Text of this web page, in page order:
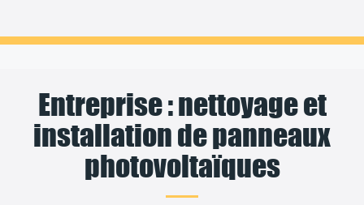
Entreprise : nettoyage et
installation de panneaux
photovoltaïques